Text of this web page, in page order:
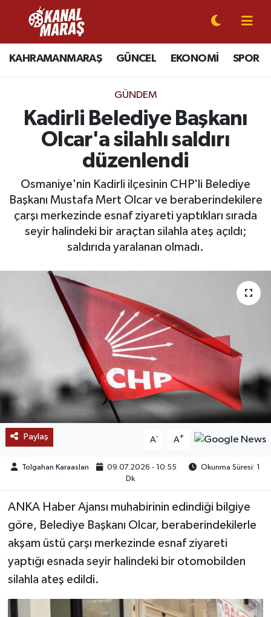
KAHRAMANMARAŞ GÜNCEL EKONOMİ SPOR
GÜNDEM
Kadirli Belediye Başkanı
Olcar'a silahlı saldırı
düzenlendi
Osmaniye'nin Kadirli ilçesinin CHP'li Belediye
Başkanı Mustafa Mert Olcar ve beraberindekilere
çarşı merkezinde esnaf ziyareti yaptıkları sırada
seyir halindeki bir araçtan silahla ateş açıldı;
saldırıda yaralanan olmadı.
Paylaş A- A+
Tolgahan Karaaslan 09.07.2026 - 10:55
Okunma Süresi: 1
Dk
ANKA Haber Ajansı muhabirinin edindiği bilgiye
göre, Belediye Başkanı Olcar, beraberindekilerle
akşam üstü çarşı merkezinde esnaf ziyareti
yaptığı esnada seyir halindeki bir otomobilden
silahla ateş edildi.
CANLI YAYIN
KAHRAMANMARAŞ
GÜNCEL
SPOR
EKONOMİ
GÜNDEM
SAĞLIK
EĞİTİM
KEŞFET
POPÜLER
DÜNYA
MEDYA
OTOMOTİV
TEKNOLOJİ
YAŞAM
Kahramanmaraş Nöbetçi Eczaneler
Kahramanmaraş Hava Durumu
Kahramanmaraş Namaz Vakitleri
Kahramanmaraş Trafik Yoğunluk Haritası
Süper Lig Puan Durumu ve Fikstür
Tüm Manşetler
Son Dakika Haberleri